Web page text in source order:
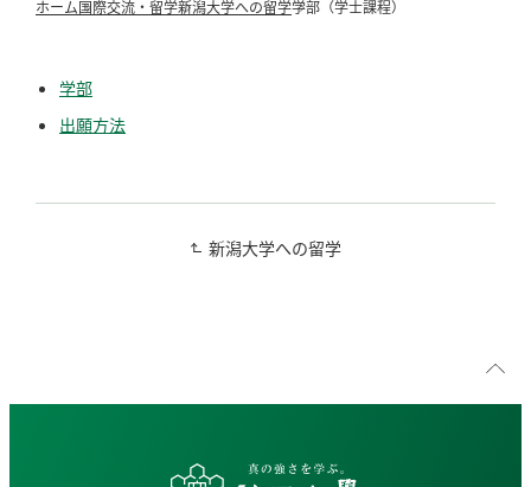
ホーム国際交流・留学新潟大学への留学学部（学士課程）
学部
出願方法
新潟大学への留学